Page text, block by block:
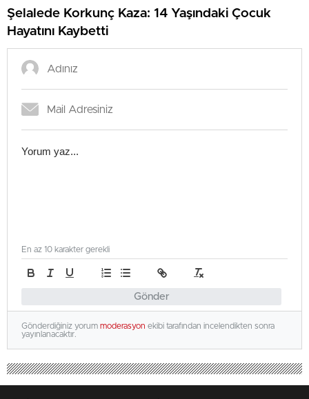
Şelalede Korkunç Kaza: 14 Yaşındaki Çocuk
Hayatını Kaybetti
Gönder
En az 10 karakter gerekli
Gönderdiğiniz yorum moderasyon ekibi tarafından incelendikten sonra
yayınlanacaktır.